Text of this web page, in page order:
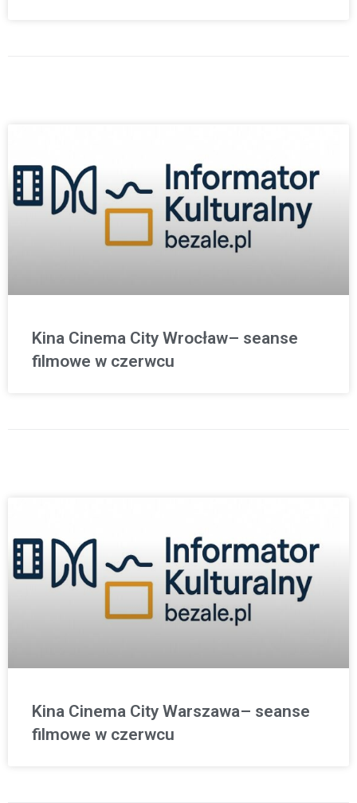
Kina Cinema City Wrocław– seanse
filmowe w czerwcu
Kina Cinema City Warszawa– seanse
filmowe w czerwcu